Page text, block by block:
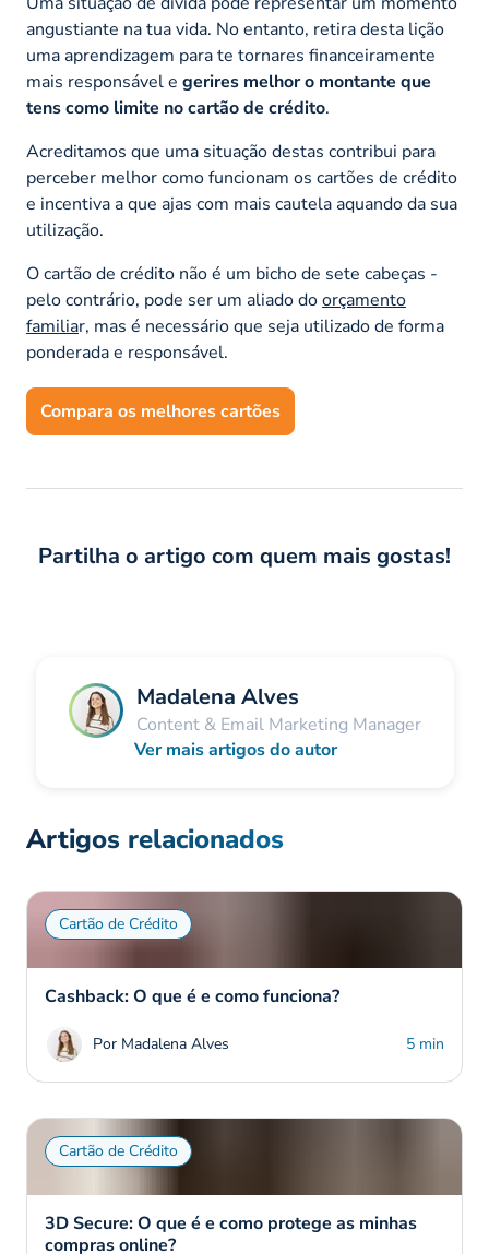
angustiante na tua vida. No entanto, retira desta lição
uma aprendizagem para te tornares financeiramente
mais responsável e gerires melhor o montante que
tens como limite no cartão de crédito.
Acreditamos que uma situação destas contribui para
perceber melhor como funcionam os cartões de crédito
e incentiva a que ajas com mais cautela aquando da sua
utilização.
O cartão de crédito não é um bicho de sete cabeças -
pelo contrário, pode ser um aliado doorçamento
familiar, mas é necessário que seja utilizado de forma
ponderada e responsável.
Compara os melhores cartões
Partilha o artigo com quem mais gostas!
Madalena Alves
Content & Email Marketing Manager
Ver mais artigos do autor
Artigos relacionados
Cartão de Crédito
Cashback: O que é e como funciona?
Por Madalena Alves 5 min
Cartão de Crédito
3D Secure: O que é e como protege as minhas
compras online?